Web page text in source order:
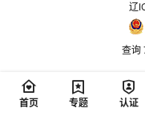
辽
查询
首页 专题 认证